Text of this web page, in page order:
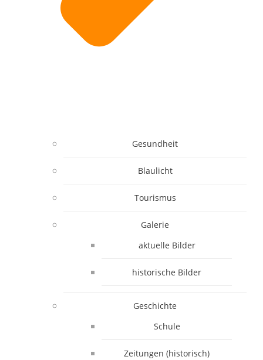
Gesundheit
Blaulicht
Tourismus
Galerie
aktuelle Bilder
historische Bilder
Geschichte
Schule
Zeitungen (historisch)